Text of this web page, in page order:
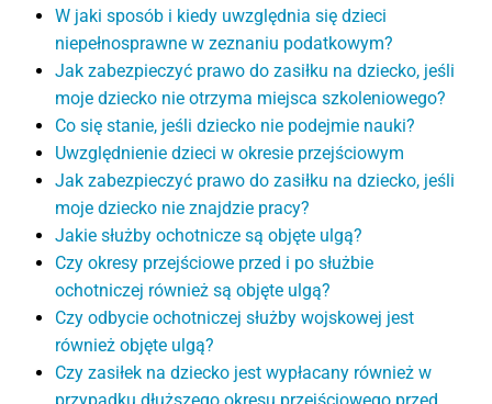
W jaki sposób i kiedy uwzględnia się dzieci
niepełnosprawne w zeznaniu podatkowym?
Jak zabezpieczyć prawo do zasiłku na dziecko, jeśli
moje dziecko nie otrzyma miejsca szkoleniowego?
Co się stanie, jeśli dziecko nie podejmie nauki?
Uwzględnienie dzieci w okresie przejściowym
Jak zabezpieczyć prawo do zasiłku na dziecko, jeśli
moje dziecko nie znajdzie pracy?
Jakie służby ochotnicze są objęte ulgą?
Czy okresy przejściowe przed i po służbie
ochotniczej również są objęte ulgą?
Czy odbycie ochotniczej służby wojskowej jest
również objęte ulgą?
Czy zasiłek na dziecko jest wypłacany również w